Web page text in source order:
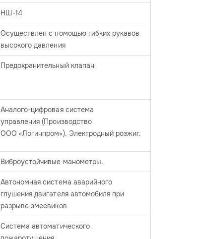
НШ-14
Осуществлен с помощью гибких рукавов
высокого давления
Предохранительный клапан
Аналого-цифровая система
управления (Производство
ООО «Логинпром»), Электродный розжиг.
Виброустойчивые манометры.
Автономная система аварийного
глушения двигателя автомобиля при
разрыве змеевиков
Система автоматического